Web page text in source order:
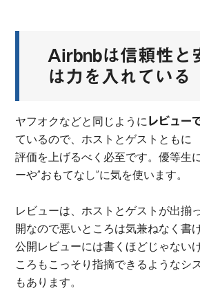
Airbnbは信頼性と
は力を入れている
ヤフオクなどと同じように レビュー
ているので、ホストとゲストともに
評価を上げるべく必至です。優等生
ーや”おもてなし”に気を使います。
レビューは、ホストとゲストが出揃
開なので悪いところは気兼ねなく書
公開レビューには書くほどじゃない
ころもこっそり指摘できるようなシ
もあります。